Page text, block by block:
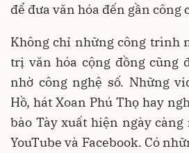
để đưa văn hóa đến gần công
Không chỉ những công trình
trị văn hóa cộng đồng cũng
nhờ công nghệ số. Những
Hồ, hát Xoan Phú Thọ hay
bào Tày xuất hiện ngày
YouTube và Facebook. Có